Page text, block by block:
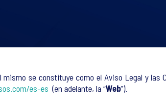
se constituye como el Aviso Legal y las
es-es (en adelante, la “Web”).